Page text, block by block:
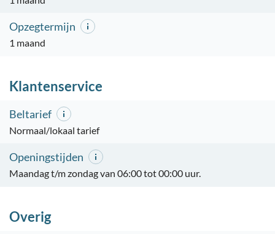
Opzegtermijn
1 maand
Klantenservice
Beltarief
Normaal/lokaal tarief
Openingstijden
Maandag t/m zondag van 06:00 tot 00:00 uur.
Overig